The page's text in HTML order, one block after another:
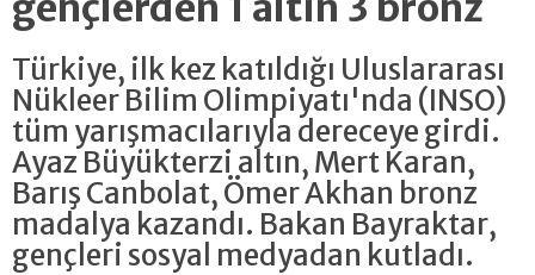
Türkiye, ilk kez katıldığı Uluslararası
Nükleer Bilim Olimpiyatı'nda (INSO)
tüm yarışmacılarıyla dereceye girdi.
Ayaz Büyükterzi altın, Mert Karan,
Barış Canbolat, Ömer Akhan bronz
madalya kazandı. Bakan Bayraktar,
gençleri sosyal medyadan kutladı.